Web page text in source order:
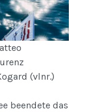
(vlnr.)
beendete das